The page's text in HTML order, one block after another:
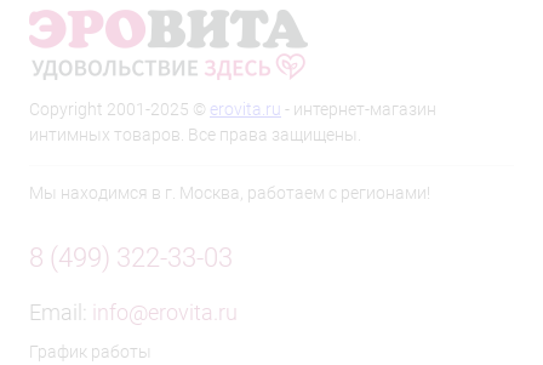
Copyright 2001-2025 © erovita.ru - интернет-магазин
интимных товаров. Все права защищены.
Мы находимся в г. Москва, работаем с регионами!
8 (499) 322-33-03
Email: info@erovita.ru
График работы